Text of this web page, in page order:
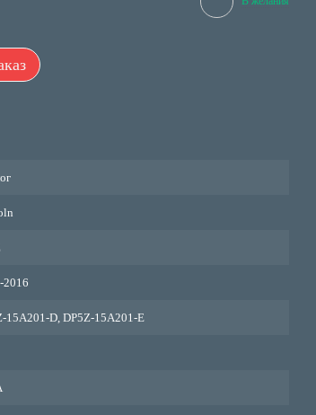
2016
15A201-D, DP5Z-15A201-E